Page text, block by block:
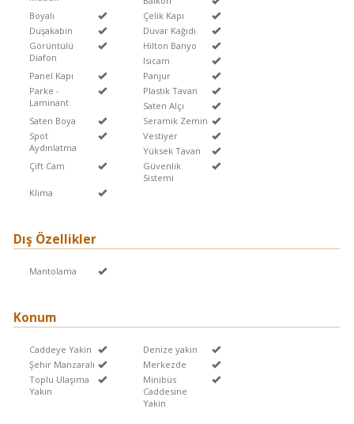
Boyalı
Çelik Kapı
Duşakabin
Duvar Kağıdı
Görüntülü
Diafon
Hilton Banyo
Isıcam
Panel Kapı
Panjur
Parke -
Laminant
Plastik Tavan
Saten Alçı
Saten Boya
Seramik Zemin
Spot
Aydınlatma
Vestiyer
Yüksek Tavan
Çift Cam
Güvenlik
Sistemi
Klima
Dış Özellikler
Mantolama
Konum
Caddeye Yakin
Denize yakin
Şehir Manzaralı
Merkezde
Toplu Ulaşıma
Yakın
Minibüs
Caddesine
Yakin